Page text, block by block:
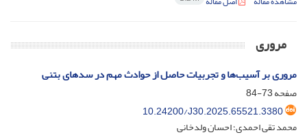
مروری
مروری بر آسیب‌ها و تجربیات حاصل از حوادث مهم در سدهای بتنی
صفحه73-84
10.24200/J30.2025.65521.3380
محمد تقی احمدی؛ احسان ولدخانی